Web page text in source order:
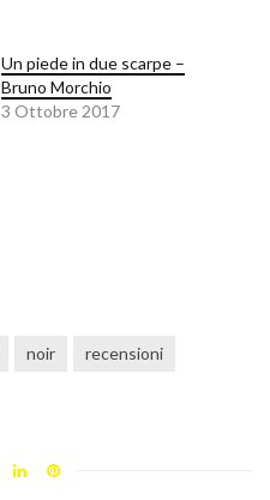
Un piede in due scarpe –
Bruno Morchio
3 Ottobre 2017
noir
recensioni